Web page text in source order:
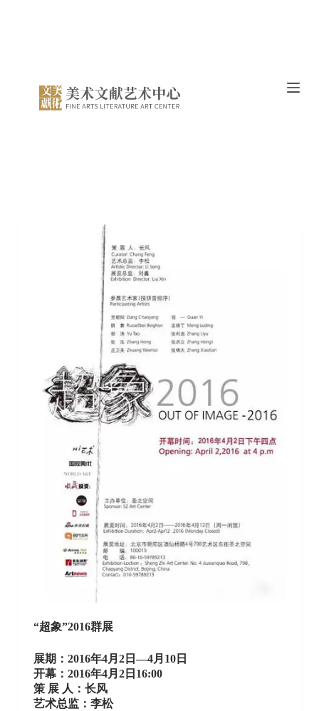
“超象”2016群展
展期：2016年4月2日—4月10日
开幕：2016年4月2日16:00
策 展 人：长风
艺术总监：李松